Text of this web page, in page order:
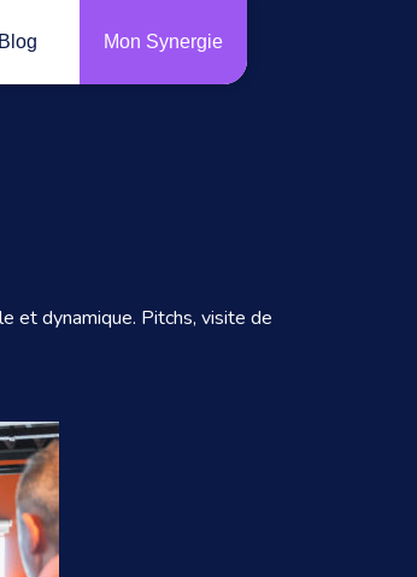
Blog Mon Synergie
et dynamique. Pitchs, visite de